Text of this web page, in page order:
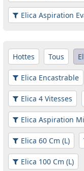
Elica Aspiration
Hottes Tous
Elica Encastrable
Elica 4 Vitesses
Elica Aspiration
Elica 60 Cm (L)
Elica 100 Cm (L)